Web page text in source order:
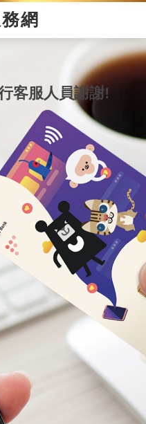
網
客服人員謝謝!